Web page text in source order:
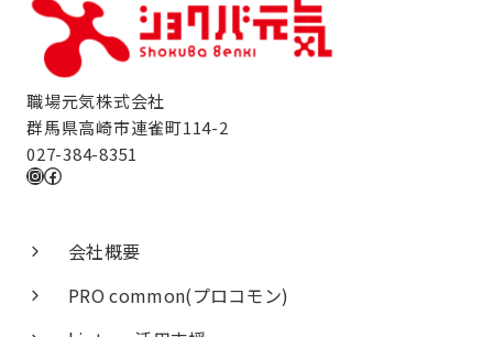
職場元気株式会社
群馬県高崎市連雀町114-2
027-384-8351
Instagram
Facebook
会社概要
PRO common(プロコモン)